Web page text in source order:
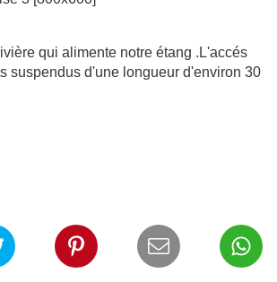
qui alimente notre étang .L'accés
suspendus d'une longueur d'environ 30